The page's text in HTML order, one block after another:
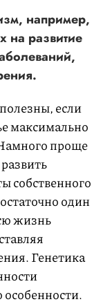
например,
на развитие
если
максимально
проще
собственного
один
жизнь
Генетика
особенности.